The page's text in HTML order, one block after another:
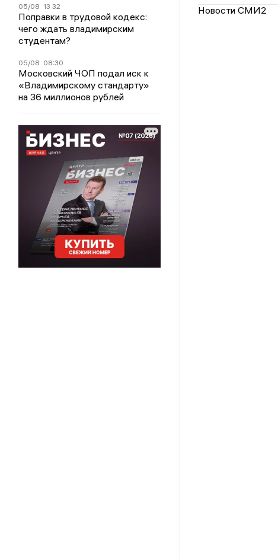
05/08 13:32
Поправки в трудовой кодекс:
чего ждать владимирским
студентам?
05/08 08:30
Московский ЧОП подал иск к
«Владимирскому стандарту»
на 36 миллионов рублей
Новости СМИ2